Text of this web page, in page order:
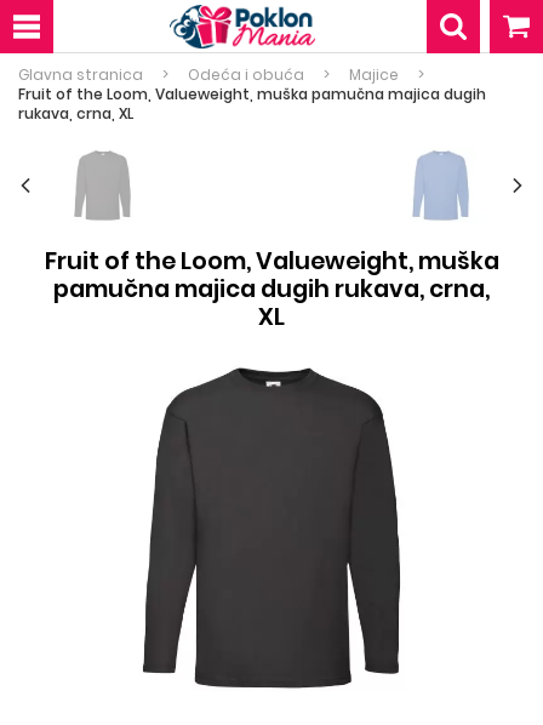
Glavna stranica Odeća i obuća
Majice
Fruit of the Loom, Valueweight, muška pamučna majica dugih
rukava, crna, XL
Fruit of the Loom, Valueweight, muška
pamučna majica dugih rukava, crna,
XL